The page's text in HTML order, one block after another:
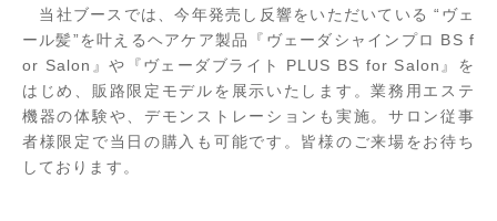
当社ブースでは、今年発売し反響をいただいている “ヴェ
ール髪”を叶えるヘアケア製品『ヴェーダシャインプロ BS f
or Salon』や『ヴェーダブライト PLUS BS for Salon』を
はじめ、販路限定モデルを展示いたします。業務用エステ
機器の体験や、デモンストレーションも実施。サロン従事
者様限定で当日の購入も可能です。皆様のご来場をお待ち
しております。